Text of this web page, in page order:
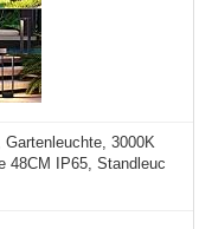
3000K
48CM IP65, Standleuc